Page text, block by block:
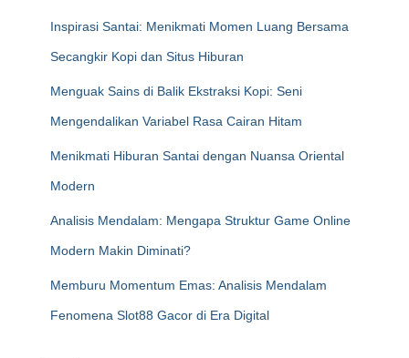
Inspirasi Santai: Menikmati Momen Luang Bersama
Secangkir Kopi dan Situs Hiburan
Menguak Sains di Balik Ekstraksi Kopi: Seni
Mengendalikan Variabel Rasa Cairan Hitam
Menikmati Hiburan Santai dengan Nuansa Oriental
Modern
Analisis Mendalam: Mengapa Struktur Game Online
Modern Makin Diminati?
Memburu Momentum Emas: Analisis Mendalam
Fenomena Slot88 Gacor di Era Digital